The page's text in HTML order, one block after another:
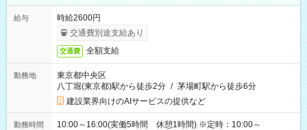
給与
時給2600円
交通費別途支給あり
交通費 全額支給
勤務地
東京都中央区
八丁堀(東京都)駅から徒歩2分 / 茅場町駅から徒歩6分
建設業界向けのAIサービスの提供など
勤務時間
10:00～16:00(実働5時間 休憩1時間) ※定時：10:00～